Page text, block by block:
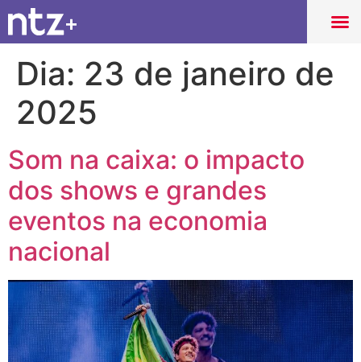
Dia: 23 de janeiro de
2025
Som na caixa: o impacto
dos shows e grandes
eventos na economia
nacional